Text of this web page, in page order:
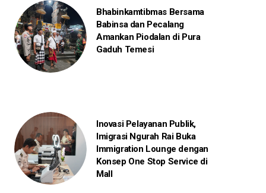
Bhabinkamtibmas Bersama
Babinsa dan Pecalang
Amankan Piodalan di Pura
Gaduh Temesi
Inovasi Pelayanan Publik,
Imigrasi Ngurah Rai Buka
Immigration Lounge dengan
Konsep One Stop Service di
Mall